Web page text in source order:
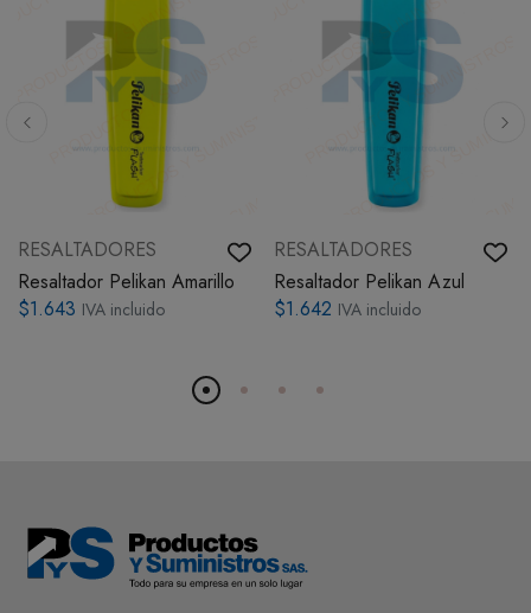
RESALTADORES
Resaltador Pelikan Amarillo
$1.643 IVA incluido
RESALTADORES
Resaltador Pelikan Azul
$1.642 IVA incluido